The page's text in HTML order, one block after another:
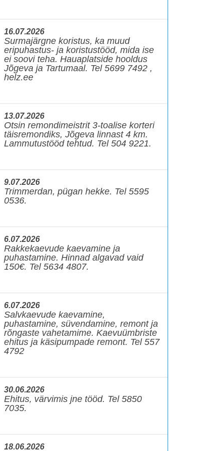
16.07.2026
Surmajärgne koristus, ka muud
eripuhastus- ja koristustööd, mida ise
ei soovi teha. Hauaplatside hooldus
Jõgeva ja Tartumaal. Tel 5699 7492 ,
helz.ee
13.07.2026
Otsin remondimeistrit 3-toalise korteri
täisremondiks, Jõgeva linnast 4 km.
Lammutustööd tehtud. Tel 504 9221.
9.07.2026
Trimmerdan, pügan hekke. Tel 5595
0536.
6.07.2026
Rakkekaevude kaevamine ja
puhastamine. Hinnad algavad vaid
150€. Tel 5634 4807.
6.07.2026
Salvkaevude kaevamine,
puhastamine, süvendamine, remont ja
rõngaste vahetamime. Kaevuümbriste
ehitus ja käsipumpade remont. Tel 557
4792
30.06.2026
Ehitus, värvimis jne tööd. Tel 5850
7035.
18.06.2026